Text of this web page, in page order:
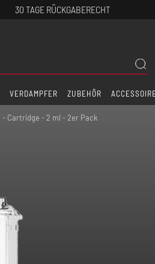
30 TAGE RÜCKGABERECHT
VERDAMPFER ZUBEHÖR
- Cartridge - 2 ml - 2er Pack